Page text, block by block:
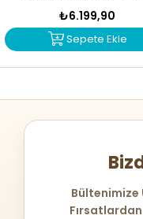
₺6.199,90
Sepete Ekle
Bültenimize